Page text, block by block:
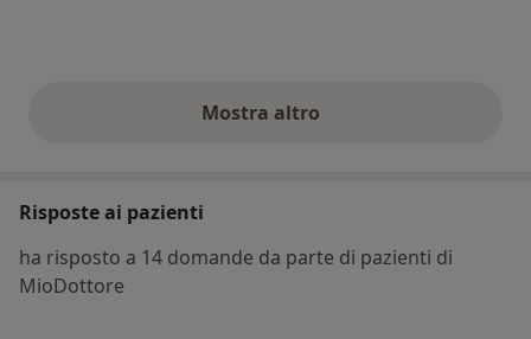
Mostra altroopinioni di cui sopra
Risposte ai pazienti
ha risposto a 14 domande da parte di pazienti di
MioDottore